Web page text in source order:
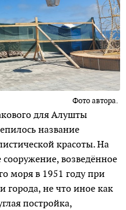
Фото автора.
для Алушты
название
красоты. На
возведённое
моря в 1951 году при
города, не что иное как
постройка,